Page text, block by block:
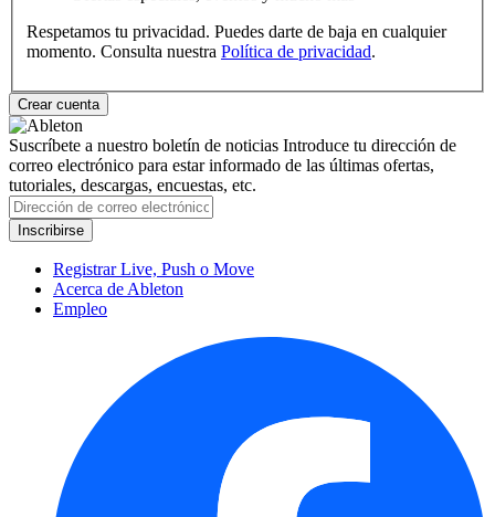
Respetamos tu privacidad. Puedes darte de baja en cualquier
momento. Consulta nuestra Política de privacidad.
Suscríbete a nuestro boletín de noticias Introduce tu dirección de
correo electrónico para estar informado de las últimas ofertas,
tutoriales, descargas, encuestas, etc.
Registrar Live, Push o Move
Acerca de Ableton
Empleo